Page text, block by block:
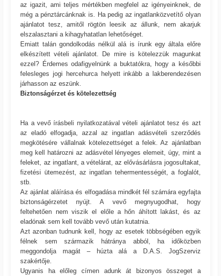
az igazit, ami teljes mértékben megfelel az igényeinknek, de
még a pénztárcánknak is. Ha pedig az ingatlanközvetítő olyan
ajánlatot tesz, amitől rögtön leesik az állunk, nem akarjuk
elszalasztani a kihagyhatatlan lehetőséget.
Emiatt talán gondolkodás nélkül alá is írunk egy általa előre
elkészített vételi ajánlatot. De mire is kötelezzük magunkat
ezzel? Érdemes odafigyelnünk a buktatókra, hogy a későbbi
felesleges jogi hercehurca helyett inkább a lakberendezésen
járhasson az eszünk.
Biztonságérzet és kötelezettség
Ha a vevő írásbeli nyilatkozatával vételi ajánlatot tesz és azt
az eladó elfogadja, azzal az ingatlan adásvételi szerződés
megkötésére vállalnak kötelezettséget a felek. Az ajánlatban
meg kell határozni az adásvétel lényeges elemeit, úgy, mint a
feleket, az ingatlant, a vételárat, az elővásárlásra jogosultakat,
fizetési ütemezést, az ingatlan tehermentességét, a foglalót,
stb.
Az ajánlat aláírása és elfogadása mindkét fél számára egyfajta
biztonságérzetet nyújt. A vevő megnyugodhat, hogy
feltehetően nem viszik el előle a hőn áhított lakást, és az
eladónak sem kell tovább vevő után kutatnia.
Azt azonban tudnunk kell, hogy az esetek többségében egyik
félnek sem származik hátránya abból, ha időközben
meggondolja magát – húzta alá a D.A.S. JogSzerviz
szakértője.
Ugyanis ha előleg címen adunk át bizonyos összeget a